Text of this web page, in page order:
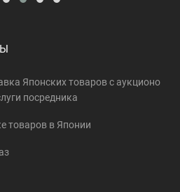
Японских товаров c аукционо
посредника
товаров в Японии